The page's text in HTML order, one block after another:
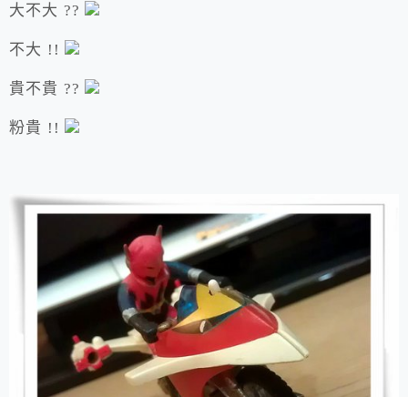
大不大 ??
不大 !!
貴不貴 ??
粉貴 !!